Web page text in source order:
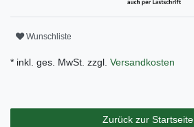
Wunschliste
* inkl. ges. MwSt. zzgl. Versandkosten
Zurück zur Startseite